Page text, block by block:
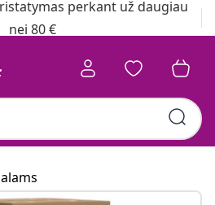
perkant už daugiau
nei 80 €